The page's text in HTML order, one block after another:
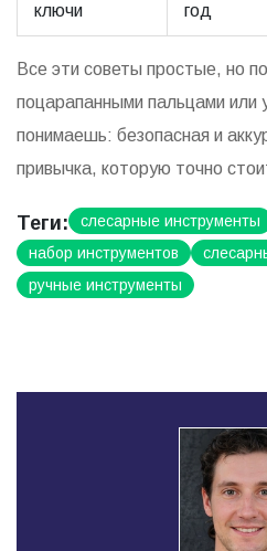
ключи
год
Все эти советы простые, но
поцарапанными пальцами или
понимаешь: безопасная и
привычка, которую точно
Теги: слесарные инструменты
набор инструментов
ручные инструменты